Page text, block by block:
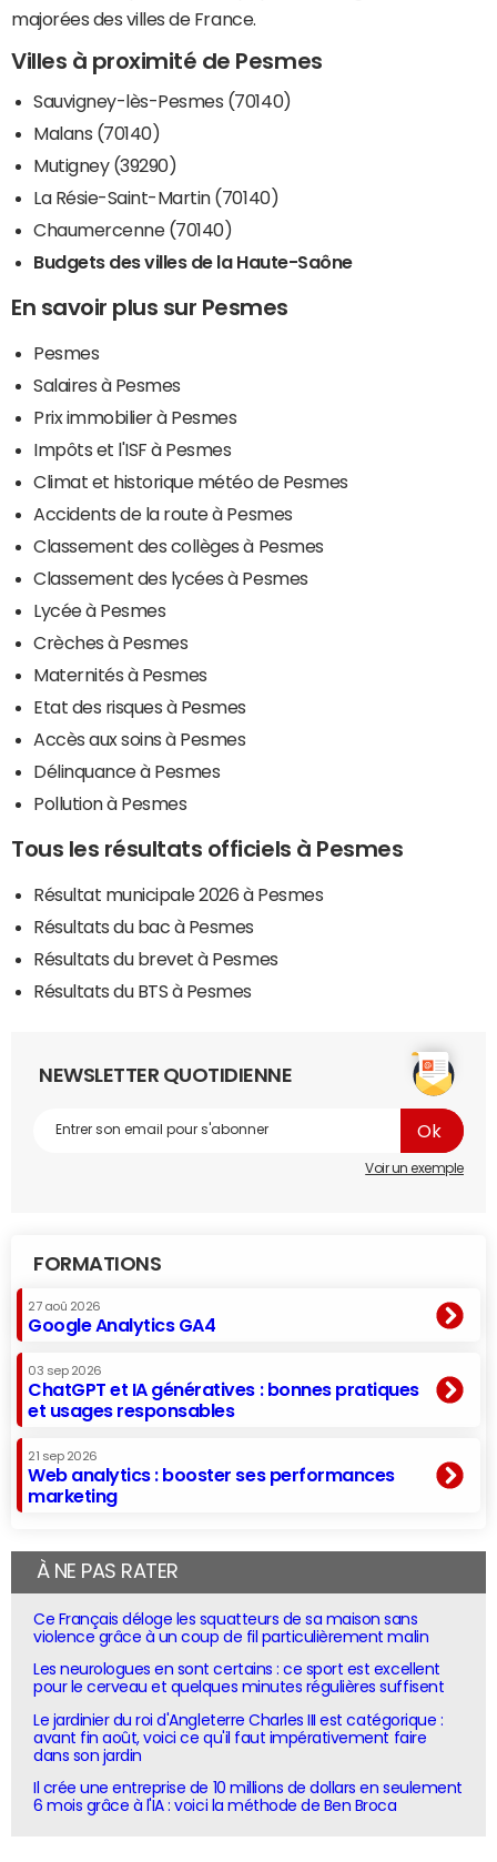
majorées des villes de France.
Villes à proximité de Pesmes
Sauvigney-lès-Pesmes (70140)
Malans (70140)
Mutigney (39290)
La Résie-Saint-Martin (70140)
Chaumercenne (70140)
Budgets des villes de la Haute-Saône
En savoir plus sur Pesmes
Pesmes
Salaires à Pesmes
Prix immobilier à Pesmes
Impôts et l'ISF à Pesmes
Climat et historique météo de Pesmes
Accidents de la route à Pesmes
Classement des collèges à Pesmes
Classement des lycées à Pesmes
Lycée à Pesmes
Crèches à Pesmes
Maternités à Pesmes
Etat des risques à Pesmes
Accès aux soins à Pesmes
Délinquance à Pesmes
Pollution à Pesmes
Tous les résultats officiels à Pesmes
Résultat municipale 2026 à Pesmes
Résultats du bac à Pesmes
Résultats du brevet à Pesmes
Résultats du BTS à Pesmes
NEWSLETTER QUOTIDIENNE
Voir un exemple
FORMATIONS
27 aoû 2026
Google Analytics GA4
03 sep 2026
ChatGPT et IA génératives : bonnes pratiques
et usages responsables
21 sep 2026
Web analytics : booster ses performances
marketing
À NE PAS RATER
Ce Français déloge les squatteurs de sa maison sans
violence grâce à un coup de fil particulièrement malin
Les neurologues en sont certains : ce sport est excellent
pour le cerveau et quelques minutes régulières suffisent
Le jardinier du roi d'Angleterre Charles III est catégorique :
avant fin août, voici ce qu'il faut impérativement faire
dans son jardin
Il crée une entreprise de 10 millions de dollars en seulement
6 mois grâce à l'IA : voici la méthode de Ben Broca